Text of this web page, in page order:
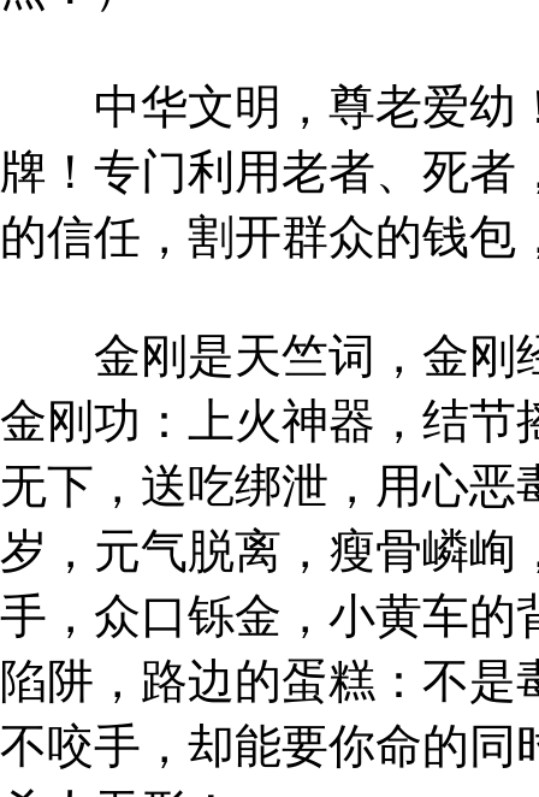
中华文明，尊老爱幼
牌！专门利用老者、死
的信任，割开群众的钱包
金刚是天竺词，金刚
金刚功：上火神器，结节
无下，送吃绑泄，用心
岁，元气脱离，瘦骨嶙峋
手，众口铄金，小黄车的
陷阱，路边的蛋糕：不
不咬手，却能要你命的同